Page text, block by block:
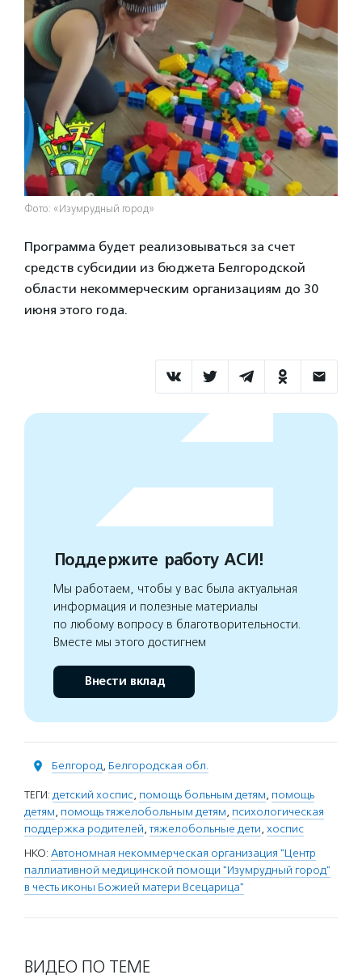
Фото: «Изумрудный город»
Программа будет реализовываться за счет
средств субсидии из бюджета Белгородской
области некоммерческим организациям до 30
июня этого года.
Поддержите работу АСИ!
Мы работаем, чтобы у вас была актуальная
информация и полезные материалы
по любому вопросу в благотворительности.
Вместе мы этого достигнем
Внести вклад
Белгород, Белгородская обл.
ТЕГИ: детский хоспис, помощь больным детям, помощь
детям, помощь тяжелобольным детям, психологическая
поддержка родителей,тяжелобольные дети, хоспис
НКО: Автономная некоммерческая организация "Центр
паллиативной медицинской помощи "Изумрудный город"
в честь иконы Божией матери Всецарица"
ВИДЕО ПО ТЕМЕ